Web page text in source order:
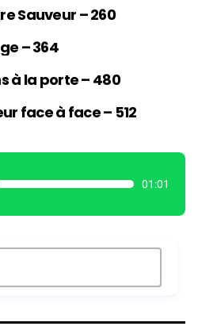
Sauveur – 260
– 364
à la porte – 480
face à face – 512
01:01